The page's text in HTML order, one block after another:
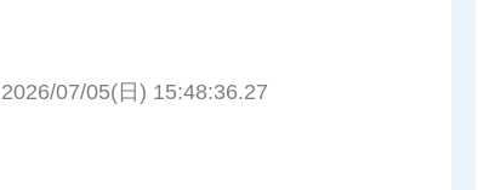
2026/07/05(日) 15:48:36.27